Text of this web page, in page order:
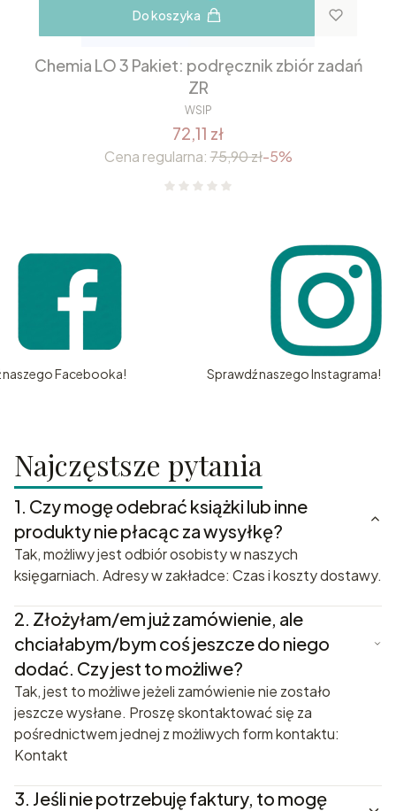
Do koszyka
Chemia LO 3 Pakiet: podręcznik zbiór zadań
ZR
WSIP
72,11 zł
Cena regularna: 75,90 zł-5%
naszego Facebooka! Sprawdź naszego Instagrama!
Najczęstsze pytania
1. Czy mogę odebrać książki lub inne
produkty nie płacąc za wysyłkę?
Tak, możliwy jest odbiór osobisty w naszych
księgarniach. Adresy w zakładce: Czas i koszty dostawy.
2. Złożyłam/em już zamówienie, ale
chciałabym/bym coś jeszcze do niego
dodać. Czy jest to możliwe?
Tak, jest to możliwe jeżeli zamówienie nie zostało
jeszcze wysłane. Proszę skontaktować się za
pośrednictwem jednej z możliwych form kontaktu:
Kontakt
3. Jeśli nie potrzebuję faktury, to mogę